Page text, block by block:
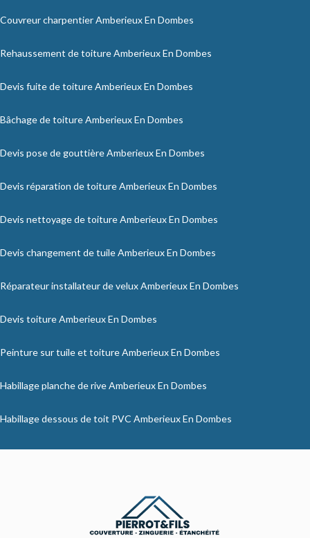
Couvreur charpentier Amberieux En Dombes
Rehaussement de toiture Amberieux En Dombes
Devis fuite de toiture Amberieux En Dombes
Bâchage de toiture Amberieux En Dombes
Devis pose de gouttière Amberieux En Dombes
Devis réparation de toiture Amberieux En Dombes
Devis nettoyage de toiture Amberieux En Dombes
Devis changement de tuile Amberieux En Dombes
Réparateur installateur de velux Amberieux En Dombes
Devis toiture Amberieux En Dombes
Peinture sur tuile et toiture Amberieux En Dombes
Habillage planche de rive Amberieux En Dombes
Habillage dessous de toit PVC Amberieux En Dombes